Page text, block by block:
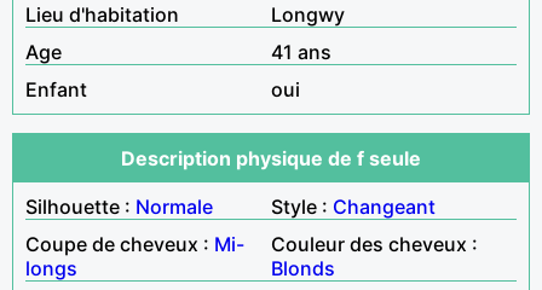
Lieu d'habitation
Longwy
Age
41 ans
Enfant
oui
Description physique de f seule
Silhouette : Normale Style : Changeant
Coupe de cheveux : Mi-
longs
Couleur des cheveux :
Blonds